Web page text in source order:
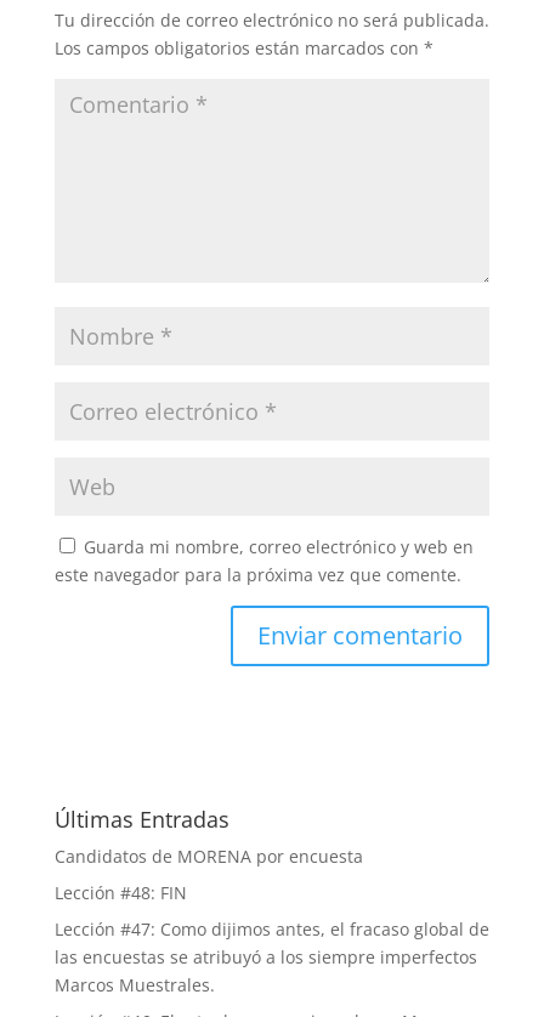
Tu dirección de correo electrónico no será publicada.
Los campos obligatorios están marcados con *
Guarda mi nombre, correo electrónico y web en
este navegador para la próxima vez que comente.
Últimas Entradas
Candidatos de MORENA por encuesta
Lección #48: FIN
Lección #47: Como dijimos antes, el fracaso global de
las encuestas se atribuyó a los siempre imperfectos
Marcos Muestrales.